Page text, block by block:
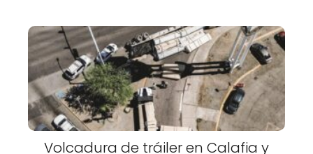
Volcadura de tráiler en Calafia y